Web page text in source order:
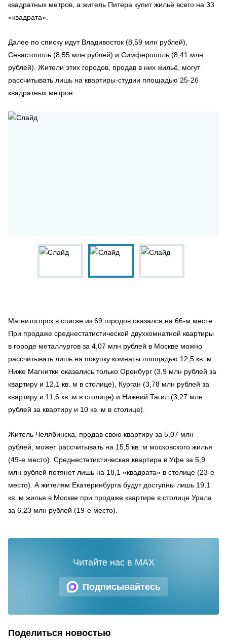
квадратных метров, а житель Питера купит жильё всего на 33
«квадрата».
Далее по списку идут Владивосток (8,59 млн рублей),
Севастополь (8,55 млн рублей) и Симферополь (8,41 млн
рублей). Жители этих городов, продав в них жильё, могут
рассчитывать лишь на квартиры-студии площадью 25-26
квадратных метров.
Магнитогорск в списке из 69 городов оказался на 66-м месте.
При продаже среднестатистической двухкомнатной квартиры
в городе металлургов за 4,07 млн рублей в Москве можно
рассчитывать лишь на покупку комнаты площадью 12,5 кв. м.
Ниже Магнитки оказались только Оренбург (3,9 млн рублей за
квартиру и 12,1 кв. м в столице), Курган (3,78 млн рублей за
квартиру и 11,6 кв. м в столице) и Нижний Тагил (3,27 млн
рублей за квартиру и 10 кв. м в столице).
Житель Челябинска, продав свою квартиру за 5,07 млн
рублей, может рассчитывать на 15,5 кв. м московского жилья
(49-е место). Среднестатистическая квартира в Уфе за 5,9
млн рублей потянет лишь на 18,1 «квадрата» в столице (23-е
место). А жителям Екатеринбурга будут доступны лишь 19,1
кв. м жилья в Москве при продаже квартире в столице Урала
за 6,23 млн рублей (19-е место).
Подписывайтесь
Читайте нас в MAX
Поделиться новостью